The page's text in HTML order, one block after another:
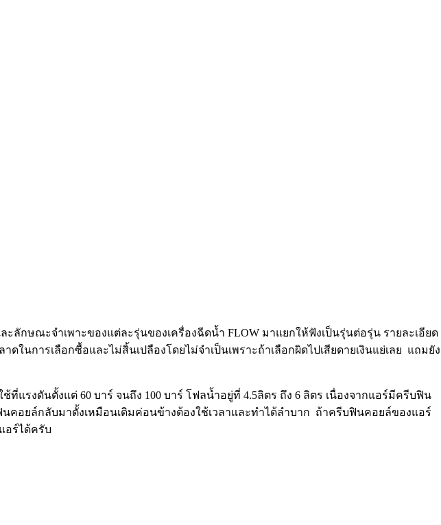
กษณะจำเพาะของแต่ละรุ่นของเครื่องฉีดน้ำ FLOW มาแยกให้ฟังเป็นรุ่นต่อรุ่น รายละเอียด
นการเลือกซื้อและไม่สิ้นเปลืองโดยไม่จำเป็นเพราะถ้าเลือกผิดไปเสียดายเงินแย่เลย แถมยัง
แรงดันตั้งแต่ 60 บาร์ จนถึง 100 บาร์ โฟลน้ำอยู่ที่ 4.5ลิตร ถึง 6 ลิตร เนื่องจากแอร์มีครีบฟิน
อยล์กลับมาตั้งเหมือนเดิมค่อนข้างต้องใช้เวลาและทำได้ลำบาก ถ้าครีบฟินคอยล์ของแอร์
อร์ได้ครับ